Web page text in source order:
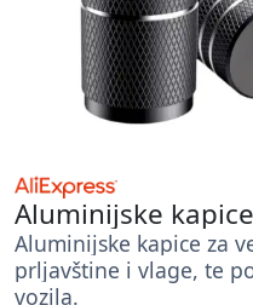
Aluminijske
Aluminijske kapice za
prljavštine i vlage, te
vozila.